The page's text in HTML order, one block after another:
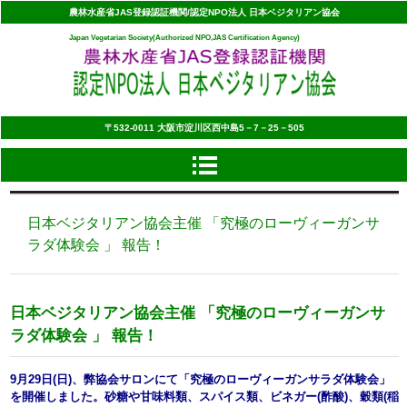
Japan Vegetarian Society(Authorized NPO,JAS Certification Agency)
農林水産省JAS登録認証機関/認定NPO法人 日本ベジタリアン協会
〒532‐0011 大阪市淀川区西中島5－7－25－505
日本ベジタリアン協会主催 「究極のローヴィーガンサ
ラダ体験会 」 報告！
日本ベジタリアン協会主催 「究極のローヴィーガンサ
ラダ体験会 」 報告！
9月29日(日)、弊協会サロンにて「究極のローヴィーガンサラダ体験会」
を開催しました。砂糖や甘味料類、スパイス類、ビネガー(酢酸)、穀類(稲